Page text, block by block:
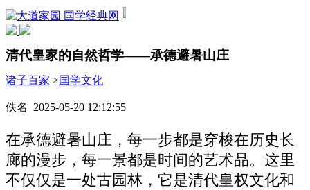
国学经典网
清代皇家的自然哲学——承德避暑山庄
诸子百家 >国学文化
佚名 2025-05-20 12:12:55
在承德避暑山庄，每一步都是穿梭在历史长
廊的漫步，每一景都是时间的艺术品。这里
不仅仅是一处古园林，它是清代皇权文化和